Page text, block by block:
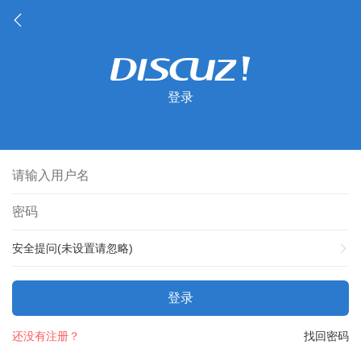
登录
安全提问(未设置请忽略)
登录
找回密码
还没有注册？